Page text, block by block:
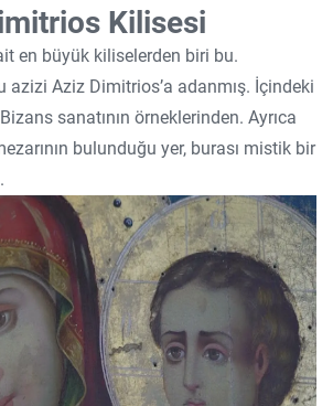
Kilisesi
en büyük kiliselerden biri bu.
azizi Aziz Dimitrios’a adanmış. İçindeki
sanatının örneklerinden. Ayrıca
bulunduğu yer, burası mistik bir